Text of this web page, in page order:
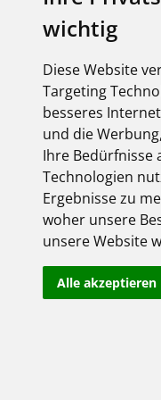
wichtig
Diese Website
Targeting
besseres
und die
Ihre Bedürfnisse
Technologien
Ergebnisse zu
woher unsere
unsere Website
Alle akzeptieren
Geburtsdatum,
uns ein wichtiges
Der Zweck dieser
Sie über die
Daten zu
von Ihnen sammeln.
Unsere
gesetzlichen